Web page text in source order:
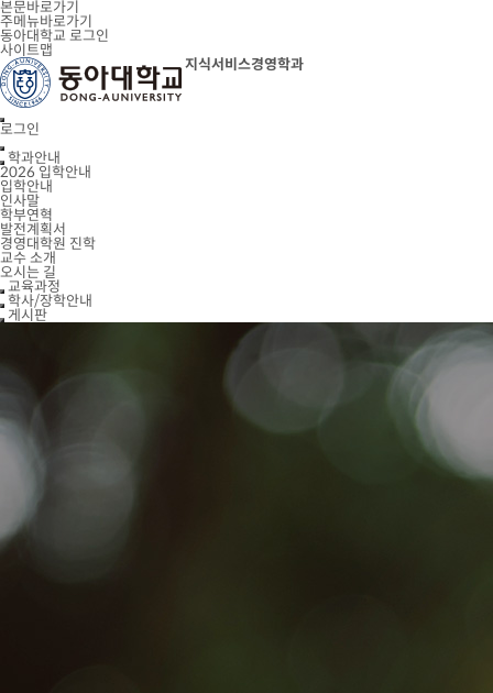
본문바로가기
주메뉴바로가기
동아대학교 로그인
사이트맵
지식서비스경영학과
로그인
학과안내
2026 입학안내
입학안내
인사말
학부연혁
발전계획서
경영대학원 진학
교수 소개
오시는 길
교육과정
학사/장학안내
게시판